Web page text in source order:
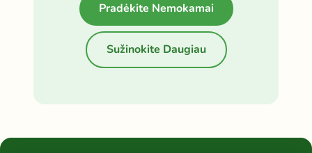
Pradėkite Nemokamai
Sužinokite Daugiau